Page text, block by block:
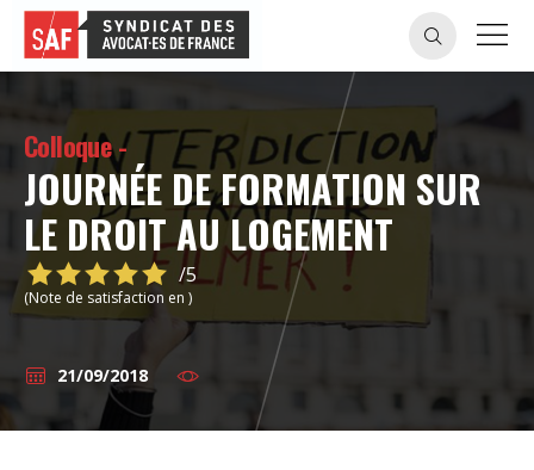
Colloque -
JOURNÉE DE FORMATION SUR
LE DROIT AU LOGEMENT
/5
(Note de satisfaction en )
21/09/2018